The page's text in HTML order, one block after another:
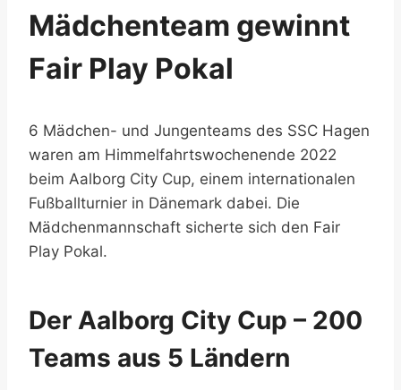
Mädchenteam gewinnt
Fair Play Pokal
6 Mädchen- und Jungenteams des SSC Hagen
waren am Himmelfahrtswochenende 2022
beim Aalborg City Cup, einem internationalen
Fußballturnier in Dänemark dabei. Die
Mädchenmannschaft sicherte sich den Fair
Play Pokal.
Der Aalborg City Cup – 200
Teams aus 5 Ländern